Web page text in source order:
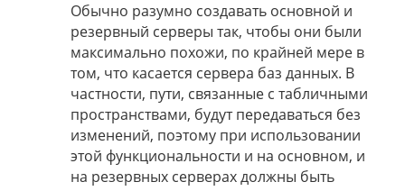
Обычно разумно создавать основной и
резервный серверы так, чтобы они были
максимально похожи, по крайней мере в
том, что касается сервера баз данных. В
частности, пути, связанные с табличными
пространствами, будут передаваться без
изменений, поэтому при использовании
этой функциональности и на основном, и
на резервных серверах должны быть